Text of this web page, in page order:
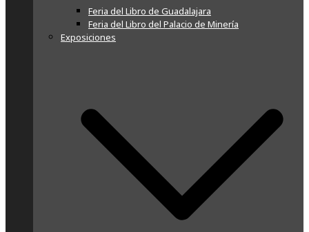
Feria del Libro de Guadalajara
Feria del Libro del Palacio de Minería
Exposiciones